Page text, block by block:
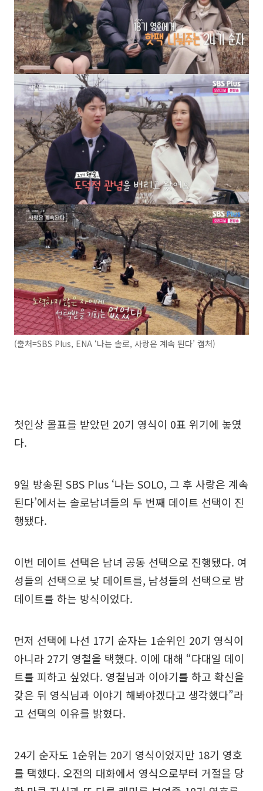
(출처=SBS Plus, ENA ‘나는 솔로, 사랑은 계속 된다’ 캡처)
첫인상 몰표를 받았던 20기 영식이 0표 위기에 놓였
다.
9일 방송된 SBS Plus ‘나는 SOLO, 그 후 사랑은 계속
된다’에서는 솔로남녀들의 두 번째 데이트 선택이 진
행됐다.
이번 데이트 선택은 남녀 공동 선택으로 진행됐다. 여
성들의 선택으로 낮 데이트를, 남성들의 선택으로 밤
데이트를 하는 방식이었다.
먼저 선택에 나선 17기 순자는 1순위인 20기 영식이
아니라 27기 영철을 택했다. 이에 대해 “다대일 데이
트를 피하고 싶었다. 영철님과 이야기를 하고 확신을
갖은 뒤 영식님과 이야기 해봐야겠다고 생각했다”라
고 선택의 이유를 밝혔다.
24기 순자도 1순위는 20기 영식이었지만 18기 영호
를 택했다. 오전의 대화에서 영식으로부터 거절을 당